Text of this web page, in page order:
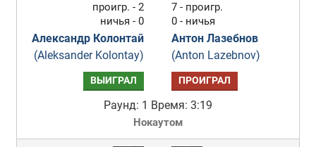
проигр. - 2
ничья - 0
Александр Колонтай
(Aleksander Kolontay)
7 - проигр.
0 - ничья
Антон Лазебнов
(Anton Lazebnov)
ВЫИГРАЛ ПРОИГРАЛ
Раунд: 1 Время: 3:19
Нокаутом